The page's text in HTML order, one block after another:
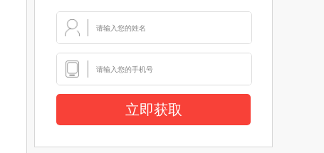
立即获取